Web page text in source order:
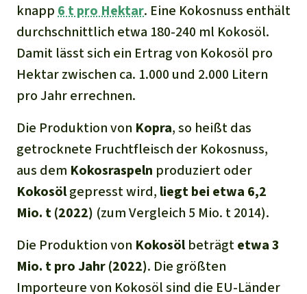
knapp 6 t pro Hektar. Eine Kokosnuss enthält
durchschnittlich etwa 180-240 ml Kokosöl.
Damit lässt sich ein Ertrag von Kokosöl pro
Hektar zwischen ca. 1.000 und 2.000 Litern
pro Jahr errechnen.
Die Produktion von Kopra, so heißt das
getrocknete Fruchtfleisch der Kokosnuss,
aus dem Kokosraspeln produziert oder
Kokosölgepresst wird, liegt bei etwa 6,2
Mio. t (2022) (zum Vergleich 5 Mio. t 2014).
Die Produktion von Kokosölbeträgtetwa 3
Mio. t pro Jahr (2022). Die größten
Importeure von Kokosöl sind die EU-Länder